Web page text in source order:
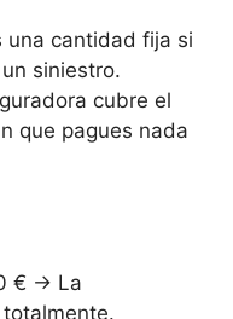
una cantidad fija si
siniestro.
cubre el
que pagues nada
€ → La